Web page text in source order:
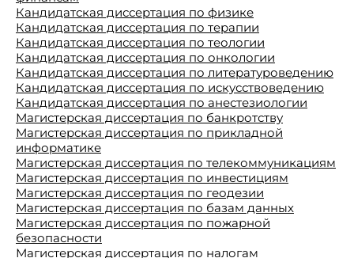
Кандидатская диссертация по физике
Кандидатская диссертация по терапии
Кандидатская диссертация по теологии
Кандидатская диссертация по онкологии
Кандидатская диссертация по литературоведению
Кандидатская диссертация по искусствоведению
Кандидатская диссертация по анестезиологии
Магистерская диссертация по банкротству
Магистерская диссертация по прикладной
информатике
Магистерская диссертация по телекоммуникациям
Магистерская диссертация по инвестициям
Магистерская диссертация по геодезии
Магистерская диссертация по базам данных
Магистерская диссертация по пожарной
безопасности
Магистерская диссертация по налогам